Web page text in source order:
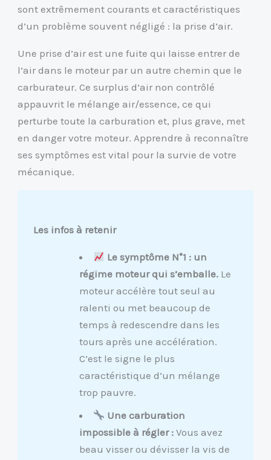
sont extrêmement courants et caractéristiques
d’un problème souvent négligé : la prise d’air.
Une prise d’air est une fuite qui laisse entrer de
l’air dans le moteur par un autre chemin que le
carburateur. Ce surplus d’air non contrôlé
appauvrit le mélange air/essence, ce qui
perturbe toute la carburation et, plus grave, met
en danger votre moteur. Apprendre à reconnaître
ses symptômes est vital pour la survie de votre
mécanique.
Les infos à retenir
Le symptôme N°1 : un
régime moteur qui s’emballe.Le
moteur accélère tout seul au
ralenti ou met beaucoup de
temps à redescendre dans les
tours après une accélération.
C’est le signe le plus
caractéristique d’un mélange
trop pauvre.
Une carburation
impossible à régler :Vous avez
beau visser ou dévisser la vis de